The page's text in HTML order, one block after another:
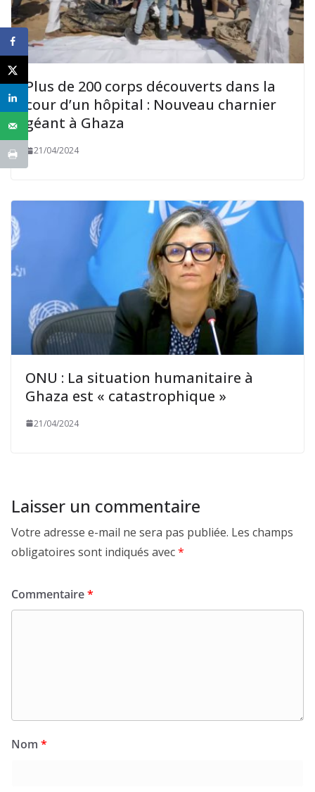
Plus de 200 corps découverts dans la
cour d’un hôpital : Nouveau charnier
géant à Ghaza
21/04/2024
ONU : La situation humanitaire à
Ghaza est « catastrophique »
21/04/2024
Laisser un commentaire
Votre adresse e-mail ne sera pas publiée. Les champs
obligatoires sont indiqués avec*
Commentaire*
Nom *